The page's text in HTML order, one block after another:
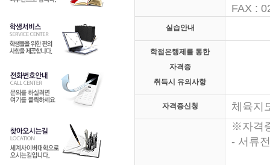
FAX :
실습안내
학점은행제를 통한
자격증
취득시 유의사항
자격증신청 체육
※자격
- 서류